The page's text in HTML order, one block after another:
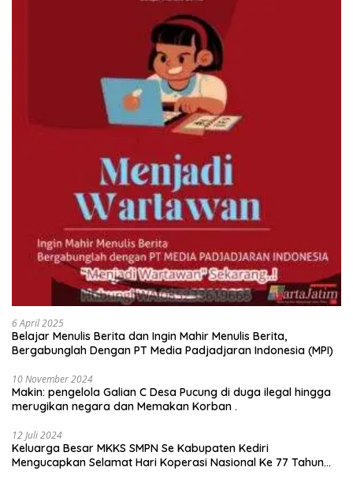
6 April 2025
Belajar Menulis Berita dan Ingin Mahir Menulis Berita,
Bergabunglah Dengan PT Media Padjadjaran Indonesia (MPI)
10 November 2024
Makin: pengelola Galian C Desa Pucung di duga ilegal hingga
merugikan negara dan Memakan Korban .
12 Juli 2024
Keluarga Besar MKKS SMPN Se Kabupaten Kediri
Mengucapkan Selamat Hari Koperasi Nasional Ke 77 Tahun